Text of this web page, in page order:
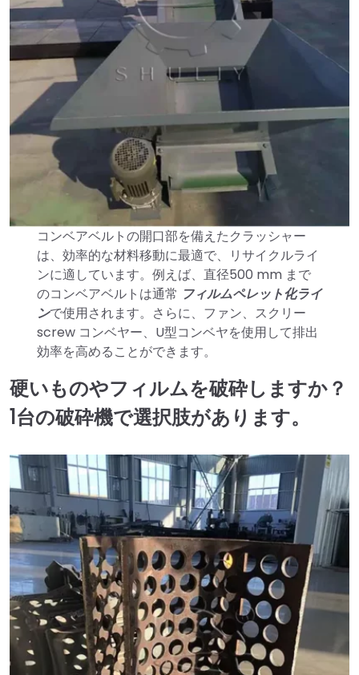
コンベアベルトの開口部を備えたクラッシャー
は、効率的な材料移動に最適で、リサイクルライ
ンに適しています。例えば、直径500 mm まで
のコンベアベルトは通常 フィルムペレット化ライ
ンで使用されます。さらに、ファン、スクリー
screw コンベヤー、U型コンベヤを使用して排出
効率を高めることができます。
硬いものやフィルムを破砕しますか？
1台の破砕機で選択肢があります。